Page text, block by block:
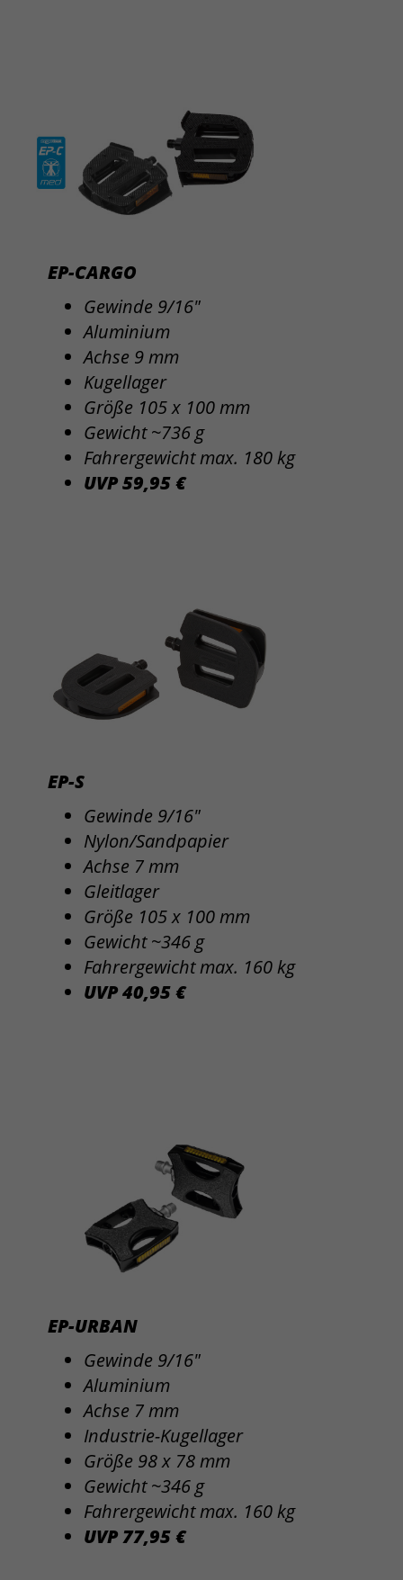
EP-CARGO
Gewinde 9/16"
Aluminium
Achse 9 mm
Kugellager
Größe 105 x 100 mm
Gewicht ~736 g
Fahrergewicht max. 180 kg
UVP 59,95 €
EP-S
Gewinde 9/16"
Nylon/Sandpapier
Achse 7 mm
Gleitlager
Größe 105 x 100 mm
Gewicht ~346 g
Fahrergewicht max. 160 kg
UVP 40,95 €
EP-URBAN
Gewinde 9/16"
Aluminium
Achse 7 mm
Industrie-Kugellager
Größe 98 x 78 mm
Gewicht ~346 g
Fahrergewicht max. 160 kg
UVP 77,95 €